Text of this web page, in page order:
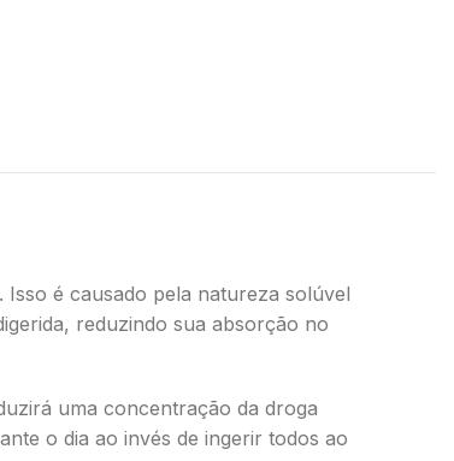
é causado pela natureza solúvel
reduzindo sua absorção no
uma concentração da droga
o dia ao invés de ingerir todos ao